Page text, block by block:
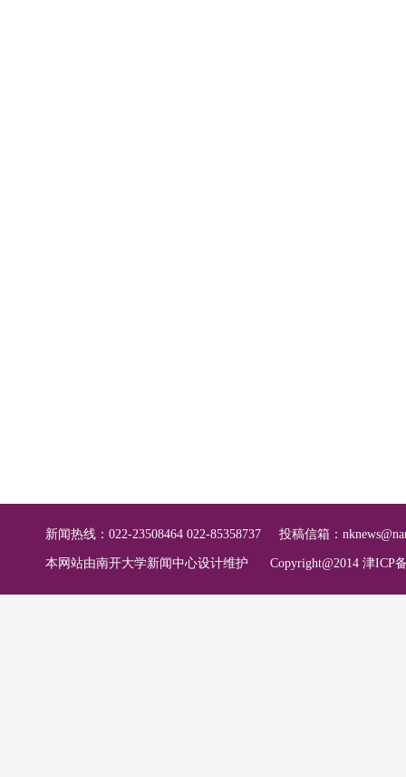
新闻热线：022-23508464 022-85358737 投稿信箱：
本网站由南开大学新闻中心设计维护 Copyright@2014 津ICP